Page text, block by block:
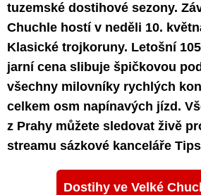
tuzemské dostihové sezony.
Chuchle hostí v neděli 10.
Klasické trojkoruny. Letošní
jarní cena slibuje špičkovou
všechny milovníky rychlých
celkem osm napínavých jízd.
z Prahy můžete sledovat živě
streamu sázkové kanceláře
Dostihy ve Velké